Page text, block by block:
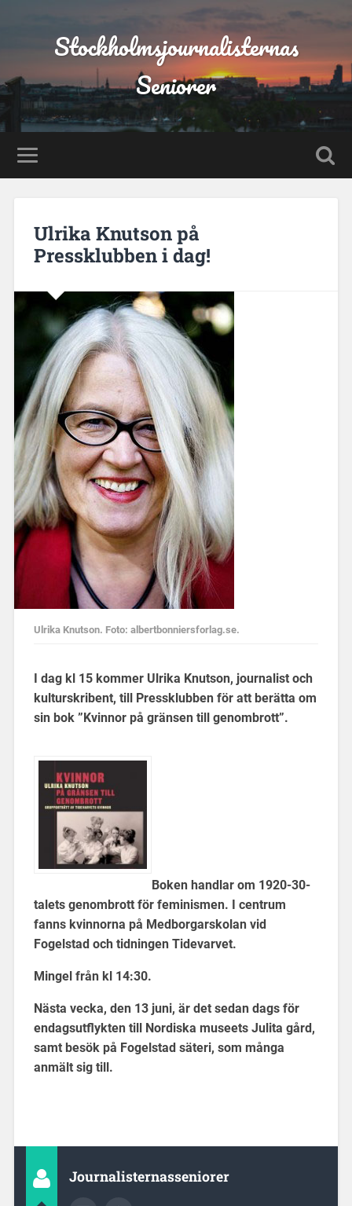
Stockholmsjournalisternas
Seniorer
Ulrika Knutson på
Pressklubben i dag!
Ulrika Knutson. Foto: albertbonniersforlag.se.
I dag kl 15 kommer Ulrika Knutson, journalist och
kulturskribent, till Pressklubben för att berätta om
sin bok ”Kvinnor på gränsen till genombrott”.
Boken handlar om 1920-30-
talets genombrott för feminismen. I centrum
fanns kvinnorna på Medborgarskolan vid
Fogelstad och tidningen Tidevarvet.
Mingel från kl 14:30.
Nästa vecka, den 13 juni, är det sedan dags för
endagsutflykten till Nordiska museets Julita gård,
samt besök på Fogelstad säteri, som många
anmält sig till.
Journalisternasseniorer